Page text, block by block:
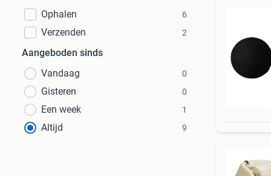
Ophalen
6
Verzenden 2
Aangeboden sinds
Vandaag
0
Gisteren 0
Een week 1
Altijd 9